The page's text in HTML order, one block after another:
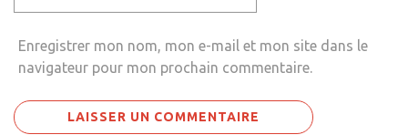
Enregistrer mon nom, mon e-mail et mon site dans le
navigateur pour mon prochain commentaire.